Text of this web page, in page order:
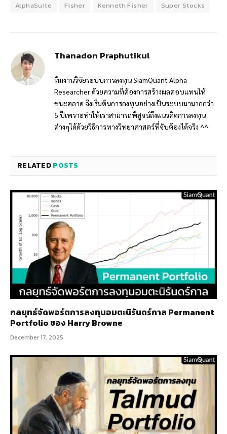
AlphaSuite Fisher Kenneth Fisher Super Stocks
Thanadon Praphutikul
ทีมงานวิจัยระบบการลงทุน SiamQuant Alpha
Researcher ด้วยความที่ต้องการสร้างผลตอบแทนให้
ชนะตลาด จึงเริ่มต้นการลงทุนอย่างเป็นระบบมามากกว่า
5 ปีเพราะทำให้เราสามารถพิสูจน์ถึงแนวคิดการลงทุน
ต่างๆได้ด้วยวิธีการทางวิทยาศาสตร์ที่จับต้องได้จริง ^^
RELATEDPOSTS
กลยุทธ์​จัดพอร์ตการลงทุนอมตะนิรันดร์กาล Permanent
Portfolio ของ Harry Browne
December 17, 2025